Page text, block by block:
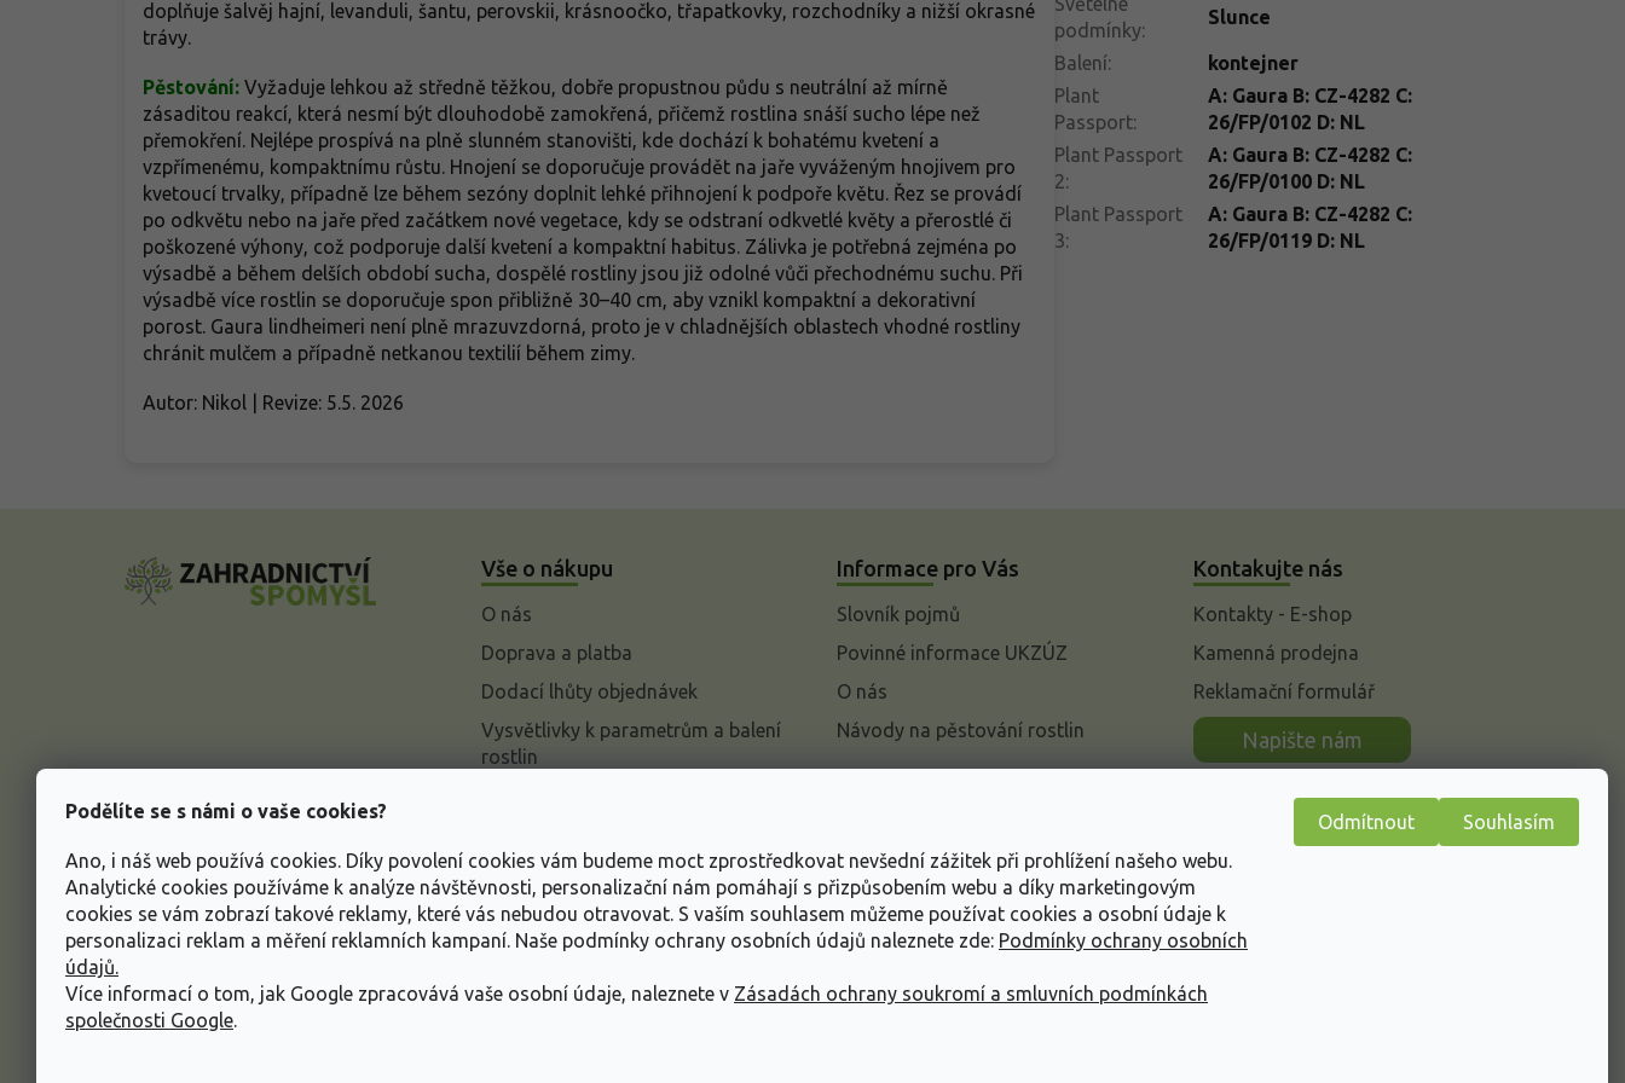
Podělíte se s námi o vaše cookies?
Ano, i náš web používá cookies. Díky povolení cookies vám budeme moct zprostředkovat nevšední zážitek při prohlížení našeho webu.
Analytické cookies používáme k analýze návštěvnosti, personalizační nám pomáhají s přizpůsobením webu a díky marketingovým
cookies se vám zobrazí takové reklamy, které vás nebudou otravovat. S vaším souhlasem můžeme používat cookies a osobní údaje k
personalizaci reklam a měření reklamních kampaní. Naše podmínky ochrany osobních údajů naleznete zde: Podmínky ochrany osobních
údajů.
Více informací o tom, jak Google zpracovává vaše osobní údaje, naleznete v Zásadách ochrany soukromí a smluvních podmínkách
společnosti Google.
Odmítnout Souhlasím
doplňuje šalvěj hajní, levanduli, šantu, perovskii, krásnoočko, třapatkovky, rozchodníky a nižší okrasné
trávy.
Pěstování: Vyžaduje lehkou až středně těžkou, dobře propustnou půdu s neutrální až mírně
zásaditou reakcí, která nesmí být dlouhodobě zamokřená, přičemž rostlina snáší sucho lépe než
přemokření. Nejlépe prospívá na plně slunném stanovišti, kde dochází k bohatému kvetení a
vzpřímenému, kompaktnímu růstu. Hnojení se doporučuje provádět na jaře vyváženým hnojivem pro
kvetoucí trvalky, případně lze během sezóny doplnit lehké přihnojení k podpoře květu. Řez se provádí
po odkvětu nebo na jaře před začátkem nové vegetace, kdy se odstraní odkvetlé květy a přerostlé či
poškozené výhony, což podporuje další kvetení a kompaktní habitus. Zálivka je potřebná zejména po
výsadbě a během delších období sucha, dospělé rostliny jsou již odolné vůči přechodnému suchu. Při
výsadbě více rostlin se doporučuje spon přibližně 30–40 cm, aby vznikl kompaktní a dekorativní
porost. Gaura lindheimeri není plně mrazuvzdorná, proto je v chladnějších oblastech vhodné rostliny
chránit mulčem a případně netkanou textilií během zimy.
Autor: Nikol | Revize: 5.5. 2026
podmínky:
Slunce
Balení:
kontejner
Plant
Passport:
A: Gaura B: CZ-4282 C:
26/FP/0102 D: NL
Plant Passport
2:
A: Gaura B: CZ-4282 C:
26/FP/0100 D: NL
Plant Passport
3:
A: Gaura B: CZ-4282 C:
26/FP/0119 D: NL
Vše o nákupu
O nás
Doprava a platba
Dodací lhůty objednávek
Vysvětlivky k parametrům a balení
rostlin
Informace o ochraně osobních
údajů
Obchodní podmínky
Informace pro Vás
Slovník pojmů
Povinné informace UKZÚZ
O nás
Návody na pěstování rostlin
Kontakujte nás
Kontakty - E-shop
Kamenná prodejna
Reklamační formulář
Napište nám